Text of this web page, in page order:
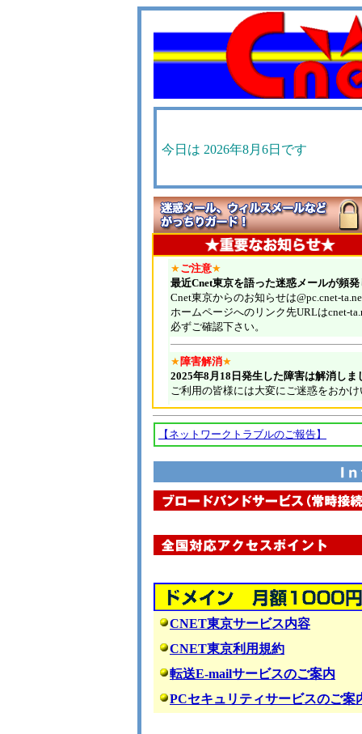
今日は 2026年8月6日です
【ネットワークトラブルのご報告】
CNET東京サービス内容
CNET東京利用規約
転送E-mailサービスのご案内
PCセキュリティサービスのご案